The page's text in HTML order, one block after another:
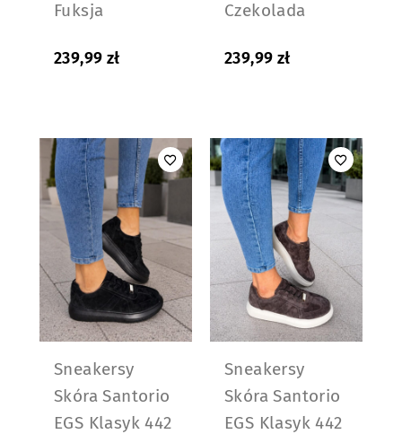
Fuksja
239,99 zł
Czekolada
239,99 zł
Sneakersy
Skóra Santorio
EGS Klasyk 442
Sneakersy
Skóra Santorio
EGS Klasyk 442